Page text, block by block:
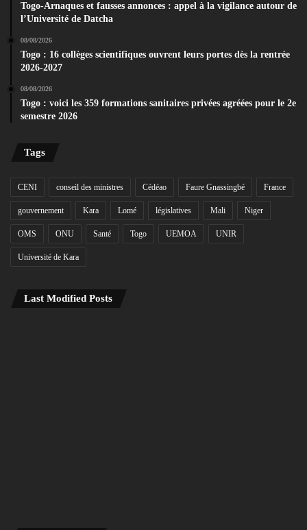
Togo-Arnaques et fausses annonces : appel à la vigilance autour de
l’Université de Datcha
08/08/2026
Togo : 16 collèges scientifiques ouvrent leurs portes dès la rentrée
2026-2027
08/08/2026
Togo : voici les 359 formations sanitaires privées agréées pour le 2e
semestre 2026
Tags
CENI conseil des ministres Cédéao Faure Gnassingbé France
gouvernement Kara Lomé législatives Mali Niger
OMS ONU Santé Togo UEMOA UNIR
Université de Kara
Last Modified Posts